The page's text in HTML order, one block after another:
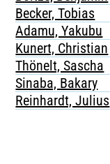
Becker, Tobias
Adamu, Yakubu
Kunert, Christian
Thönelt, Sascha
Sinaba, Bakary
Reinhardt, Julius